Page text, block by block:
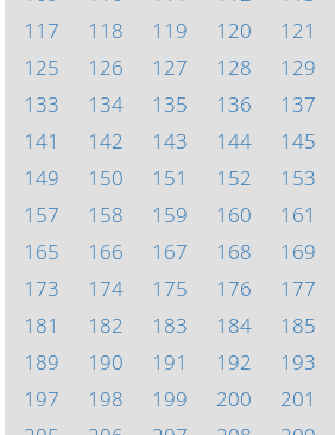
117
118 119 120 121
125
126 127 128 129
133
134 135 136 137
141
142 143 144 145
149
150 151 152 153
157
158 159 160 161
165
166 167 168 169
173
174 175 176 177
181
182 183 184 185
189
190 191 192 193
197
198 199 200 201